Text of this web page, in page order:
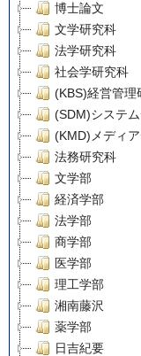
博士論文
文学研究科
法学研究科
社会学研究科
(KBS)経営管理
(SDM)システ
(KMD)メディ
法務研究科
文学部
経済学部
法学部
商学部
医学部
理工学部
湘南藤沢
薬学部
日吉紀要